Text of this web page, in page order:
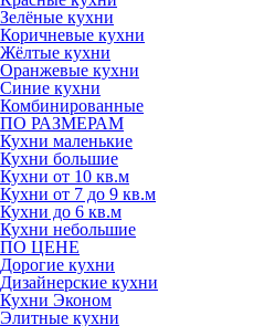
Зелёные кухни
Коричневые кухни
Жёлтые кухни
Оранжевые кухни
Синие кухни
Комбинированные
ПО РАЗМЕРАМ
Кухни маленькие
Кухни большие
Кухни от 10 кв.м
Кухни от 7 до 9 кв.м
Кухни до 6 кв.м
Кухни небольшие
ПО ЦЕНЕ
Дорогие кухни
Дизайнерские кухни
Кухни Эконом
Элитные кухни